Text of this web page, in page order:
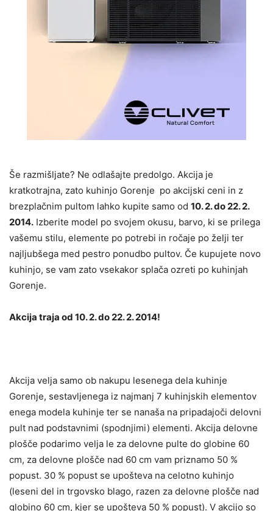
Še razmišljate? Ne odlašajte predolgo. Akcija je
kratkotrajna, zato kuhinjo Gorenje po akcijski ceni in z
brezplačnim pultom lahko kupite samo od 10. 2. do 22. 2.
2014. Izberite model po svojem okusu, barvo, ki se prilega
vašemu stilu, elemente po potrebi in ročaje po želji ter
najljubšega med pestro ponudbo pultov. Če kupujete novo
kuhinjo, se vam zato vsekakor splača ozreti po kuhinjah
Gorenje.
Akcija traja od 10. 2. do 22. 2. 2014!
Akcija velja samo ob nakupu lesenega dela kuhinje
Gorenje, sestavljenega iz najmanj 7 kuhinjskih elementov
enega modela kuhinje ter se nanaša na pripadajoči delovni
pult nad podstavnimi (spodnjimi) elementi. Akcija delovne
plošče podarimo velja le za delovne pulte do globine 60
cm, za delovne plošče nad 60 cm vam priznamo 50 %
popust. 30 % popust se upošteva na celotno kuhinjo
(leseni del in trgovsko blago, razen za delovne plošče nad
globino 60 cm, kjer se upošteva 50 % popust). V akcijo so